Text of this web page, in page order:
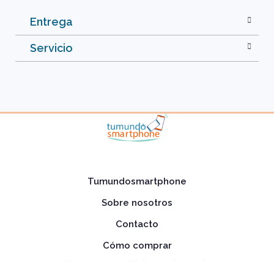
Entrega
Servicio
Tumundosmartphone
Sobre nosotros
Contacto
Cómo comprar